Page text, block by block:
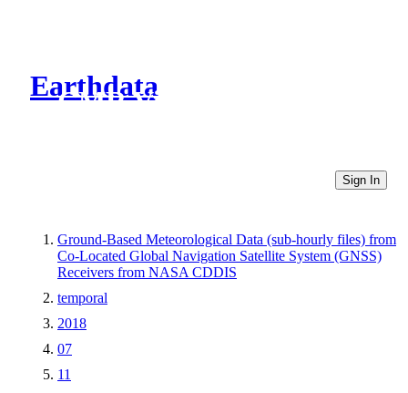
Earthdata
CMR Virtual Directories
Sign In
Ground-Based Meteorological Data (sub-hourly files) from
Co-Located Global Navigation Satellite System (GNSS)
Receivers from NASA CDDIS
temporal
2018
07
11